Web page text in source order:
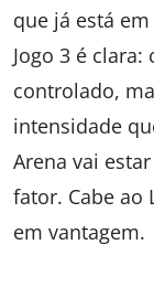
que já está
Jogo 3 é
controlado,
intensidade
Arena vai
fator. Cabe ao
em vantagem.